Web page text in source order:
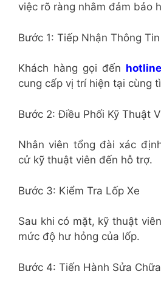
việc rõ ràng nhằm đảm bảo
Bước 1: Tiếp Nhận Thông Tin
Khách hàng gọi đến
cung cấp vị trí hiện tại cùng
Bước 2: Điều Phối Kỹ Thuật
Nhân viên tổng đài xác
cử kỹ thuật viên đến hỗ trợ.
Bước 3: Kiểm Tra Lốp Xe
Sau khi có mặt, kỹ thuật
mức độ hư hỏng của lốp.
Bước 4: Tiến Hành Sửa Chữa